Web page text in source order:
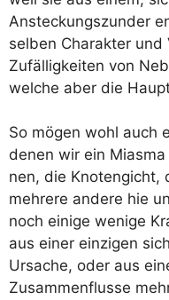
Anste­ckungs­zun­der
sel­ben Cha­rak­ter und
Zufäl­lig­kei­ten von
wel­che aber die
So mögen wohl auch
denen wir ein
nen, die Kno­ten­gicht,
meh­re­re ande­re hie
noch eini­ge weni­ge
aus einer ein­zi­gen
Ursa­che, oder aus
Zusam­men­flus­se